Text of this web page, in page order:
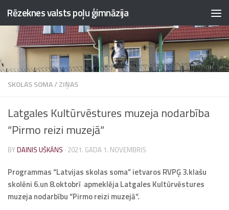
Skip to content
Rēzeknes valsts poļu ģimnāzija
SKOLAS SOMA/ZIŅAS
Latgales Kultūrvēstures muzeja nodarbība
“Pirmo reizi muzejā“
BY DAINIS UŠKĀNS · 2021. GADA 1. NOVEMBRIS
Programmas “Latvijas skolas soma” ietvaros RVPĢ 3.klašu
skolēni 6.un 8.oktobrī apmeklēja Latgales Kultūrvēstures
muzeja nodarbību “Pirmo reizi muzejā“.